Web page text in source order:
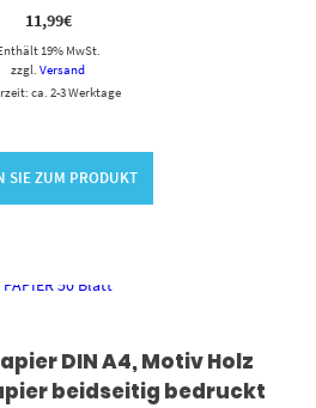
11,99€
19% MwSt.
zzgl. Versand
ca. 2-3 Werktage
SIE ZUM PRODUKT
DIN A4, Motiv Holz
beidseitig bedruckt